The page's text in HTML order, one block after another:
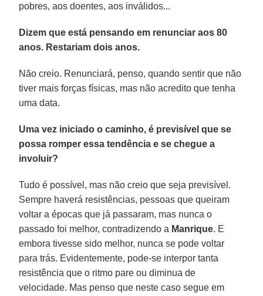
pobres, aos doentes, aos inválidos...
Dizem que está pensando em renunciar aos 80
anos. Restariam dois anos.
Não creio. Renunciará, penso, quando sentir que não
tiver mais forças físicas, mas não acredito que tenha
uma data.
Uma vez iniciado o caminho, é previsível que se
possa romper essa tendência e se chegue a
involuir?
Tudo é possível, mas não creio que seja previsível.
Sempre haverá resistências, pessoas que queiram
voltar a épocas que já passaram, mas nunca o
passado foi melhor, contradizendo a Manrique. E
embora tivesse sido melhor, nunca se pode voltar
para trás. Evidentemente, pode-se interpor tanta
resistência que o ritmo pare ou diminua de
velocidade. Mas penso que neste caso segue em